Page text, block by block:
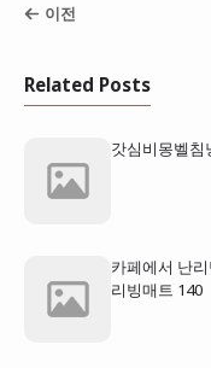
이전
Related Posts
갓심비몽벨
카페에서 난
리빙매트 140